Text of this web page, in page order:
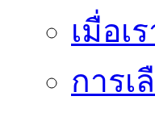
เมื่อเ
การเ